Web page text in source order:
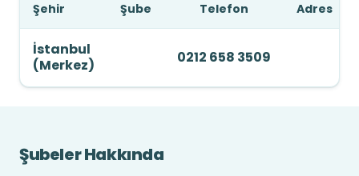
Şehir Şube Telefon Adres
İstanbul
(Merkez)
0212 658 3509
Şubeler Hakkında